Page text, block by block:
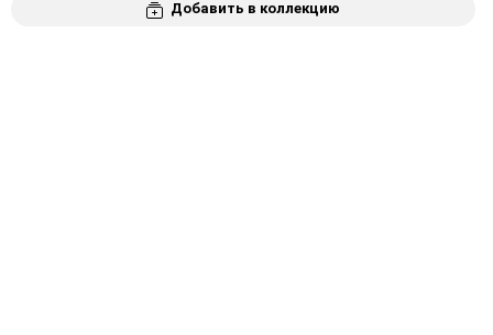
Добавить в коллекцию